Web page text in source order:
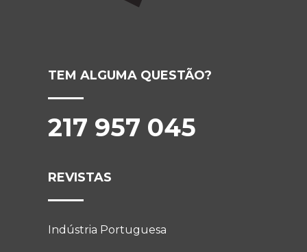
TEM ALGUMA QUESTÃO?
217 957 045
REVISTAS
Indústria Portuguesa